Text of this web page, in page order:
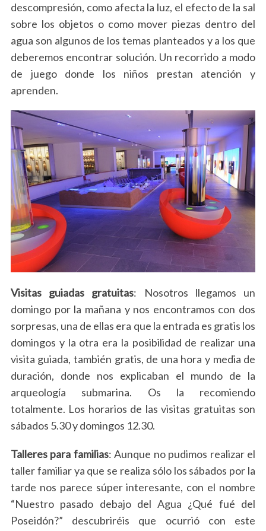
descompresión, como afecta la luz, el efecto de la sal
sobre los objetos o como mover piezas dentro del
agua son algunos de los temas planteados y a los que
deberemos encontrar solución. Un recorrido a modo
de juego donde los niños prestan atención y
aprenden.
Visitas guiadas gratuitas: Nosotros llegamos un
domingo por la mañana y nos encontramos con dos
sorpresas, una de ellas era que la entrada es gratis los
domingos y la otra era la posibilidad de realizar una
visita guiada, también gratis, de una hora y media de
duración, donde nos explicaban el mundo de la
arqueología submarina. Os la recomiendo
totalmente. Los horarios de las visitas gratuitas son
sábados 5.30 y domingos 12.30.
Talleres para familias: Aunque no pudimos realizar el
taller familiar ya que se realiza sólo los sábados por la
tarde nos parece súper interesante, con el nombre
“Nuestro pasado debajo del Agua ¿Qué fué del
Poseidón?” descubriréis que ocurrió con este
S
a
h
f
o